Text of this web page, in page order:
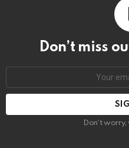
Don’t miss
Don't worry,